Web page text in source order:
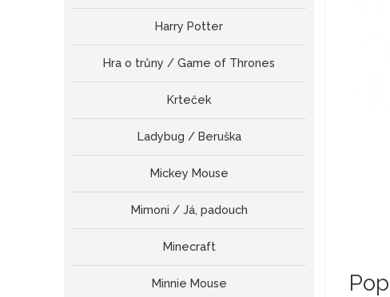
Harry Potter
Hra o trůny / Game of Thrones
Krteček
Ladybug / Beruška
Mickey Mouse
Mimoni / Já, padouch
Minecraft
Minnie Mouse